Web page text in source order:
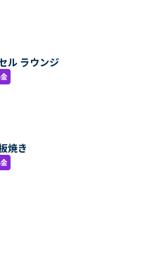
ル ラウンジ
焼き